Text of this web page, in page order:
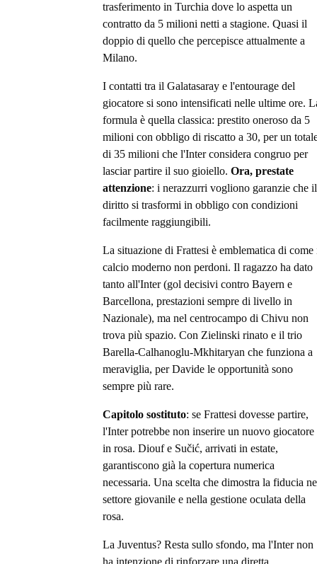
trasferimento in Turchia dove lo aspetta un
contratto da 5 milioni netti a stagione. Quasi il
doppio di quello che percepisce attualmente a
Milano.
I contatti tra il Galatasaray e l'entourage del
giocatore si sono intensificati nelle ultime ore.
formula è quella classica: prestito oneroso da 5
milioni con obbligo di riscatto a 30, per un
di 35 milioni che l'Inter considera congruo per
lasciar partire il suo gioiello. Ora, prestate
attenzione: i nerazzurri vogliono garanzie che il
diritto si trasformi in obbligo con condizioni
facilmente raggiungibili.
La situazione di Frattesi è emblematica di come
calcio moderno non perdoni. Il ragazzo ha dato
tanto all'Inter (gol decisivi contro Bayern e
Barcellona, prestazioni sempre di livello in
Nazionale), ma nel centrocampo di Chivu non
trova più spazio. Con Zielinski rinato e il trio
Barella-Calhanoglu-Mkhitaryan che funziona a
meraviglia, per Davide le opportunità sono
sempre più rare.
Capitolo sostituto: se Frattesi dovesse partire,
l'Inter potrebbe non inserire un nuovo giocatore
in rosa. Diouf e Sučić, arrivati in estate,
garantiscono già la copertura numerica
necessaria. Una scelta che dimostra la fiducia
settore giovanile e nella gestione oculata della
rosa.
La Juventus? Resta sullo sfondo, ma l'Inter non
ha intenzione di rinforzare una diretta